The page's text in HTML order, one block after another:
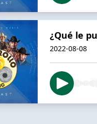
¿Qué le
2022-08-08